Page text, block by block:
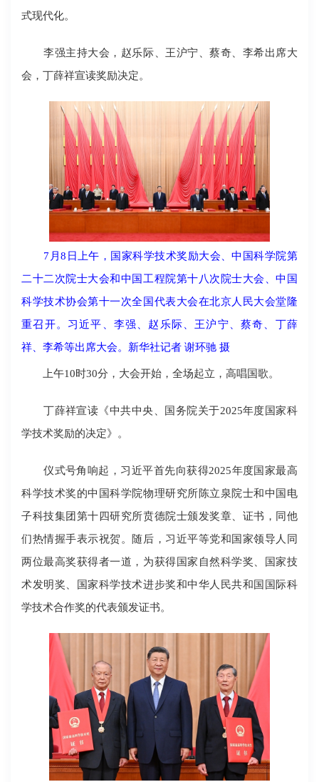
式现代化。
李强主持大会，赵乐际、王沪宁、蔡奇、李希出席大
会，丁薛祥宣读奖励决定。
7月8日上午，国家科学技术奖励大会、中国科学院第
二十二次院士大会和中国工程院第十八次院士大会、中国
科学技术协会第十一次全国代表大会在北京人民大会堂隆
重召开。习近平、李强、赵乐际、王沪宁、蔡奇、丁薛
祥、李希等出席大会。新华社记者 谢环驰 摄
上午10时30分，大会开始，全场起立，高唱国歌。
丁薛祥宣读《中共中央、国务院关于2025年度国家科
学技术奖励的决定》。
仪式号角响起，习近平首先向获得2025年度国家最高
科学技术奖的中国科学院物理研究所陈立泉院士和中国电
子科技集团第十四研究所贲德院士颁发奖章、证书，同他
们热情握手表示祝贺。随后，习近平等党和国家领导人同
两位最高奖获得者一道，为获得国家自然科学奖、国家技
术发明奖、国家科学技术进步奖和中华人民共和国国际科
学技术合作奖的代表颁发证书。